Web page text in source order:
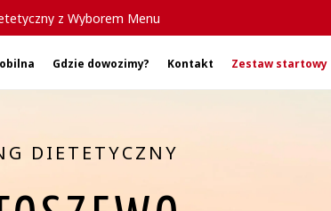
z Wyborem Menu
Gdzie dowozimy? Kontakt Zestaw startowy
DIETETYCZNY